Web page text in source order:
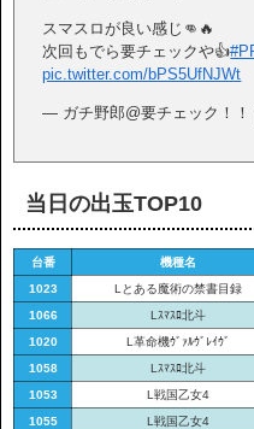
スマスロが良い感じ👊🔥
次回もでら要チェックや👍
pic.twitter.com/bPS5UfNJWt
— ガチ野郎@要チェック！！
当日の出玉TOP10
台番 機種名
1023
Lとある魔術の禁書目録
1066
Lｽﾏｽﾛ北斗
1020
L革命機ｳﾞｧﾙｳﾞﾚｲｳﾞ
1058
Lｽﾏｽﾛ北斗
1053
L戦国乙女4
1055
L戦国乙女4